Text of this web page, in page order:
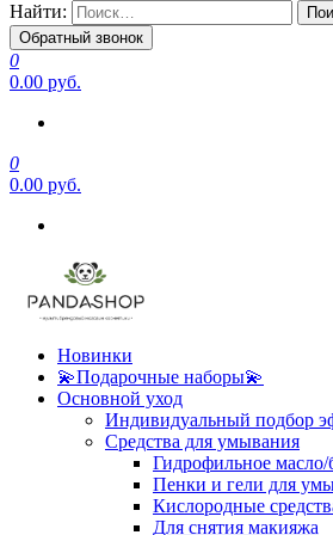
Найти:
Обратный звонок
0
0.00 руб.
0
0.00 руб.
Новинки
💫Подарочные наборы💫
Основной уход
Индивидуальный подбор
Средства для умывания
Гидрофильное масло/
Пенки и гели для
Кислородные
Для снятия макияжа